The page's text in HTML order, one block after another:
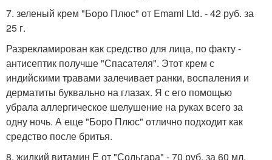
7. зеленый крем "Боро Плюс" от Emami Ltd. - 42 руб. за
25 г.
Разрекламирован как средство для лица, по факту -
антисептик получше "Спасателя". Этот крем с
индийскими травами залечивает ранки, воспаления и
дерматиты буквально на глазах. Я с его помощью
убрала аллергическое шелушение на руках всего за
одну ночь. А еще "Боро Плюс" отлично подходит как
средство после бритья.
8. жидкий витамин Е от "Сольгара" - 70 руб. за 60 мл.